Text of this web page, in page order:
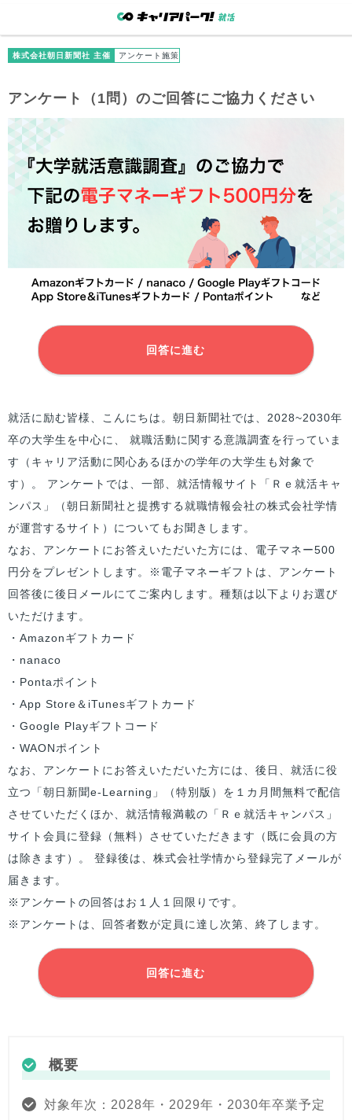
株式会社朝日新聞社 主催 アンケート施策
アンケート（1問）のご回答にご協力ください
回答に進む
就活に励む皆様
、こんにちは。朝日新聞社では、2028~2030年
卒の大学生を中心に、 就職活動に関する意識調査を行っていま
す（キャリア活動に関心あるほかの学年の大学生も対象で
す）。 アンケートでは、一部、就活情報サイト「Ｒｅ就活キャ
ンパス」（朝日新聞社と提携する就職情報会社の株式会社学情
が運営するサイト）についてもお聞きします。
なお、アンケートにお答えいただいた方には、電子マネー500
円分をプレゼントします。※電子マネーギフトは、アンケート
回答後に後日メールにてご案内します。種類は以下よりお選び
いただけます。
・Amazonギフトカード
・nanaco
・Pontaポイント
・App Store＆iTunesギフトカード
・Google Playギフトコード
・WAONポイント
なお、アンケートにお答えいただいた方には、後日、就活に役
立つ「朝日新聞e-Learning」（特別版）を１カ月間無料で配信
させていただくほか、就活情報満載の「Ｒｅ就活キャンパス」
サイト会員に登録（無料）させていただきます（既に会員の方
は除きます）。 登録後は、株式会社学情から登録完了メールが
届きます。
※アンケートの回答はお１人１回限りです。
※アンケートは、回答者数が定員に達し次第、終了します。
回答に進む
概要
対象年次：2028年・2029年・2030年卒業予定